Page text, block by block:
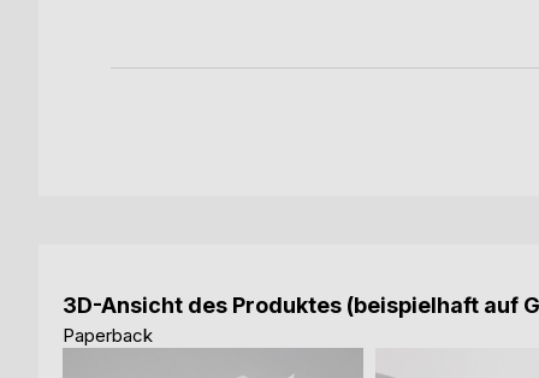
3D-Ansicht des Produktes (beispielhaft auf
Paperback